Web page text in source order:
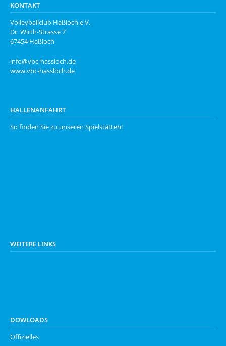
KONTAKT
Volleyballclub Haßloch e.V.
Dr. Wirth-Strasse 7
67454 Haßloch
info@vbc-hassloch.de
www.vbc-hassloch.de
HALLENANFAHRT
So finden Sie zu unseren Spielstätten!
WEITERE LINKS
DOWLOADS
Offizielles